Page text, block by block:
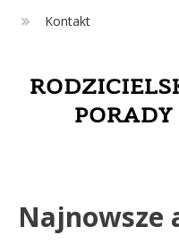
Kontakt
Najnowsze